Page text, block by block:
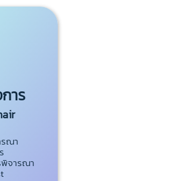
าร
รณา
พิจารณา